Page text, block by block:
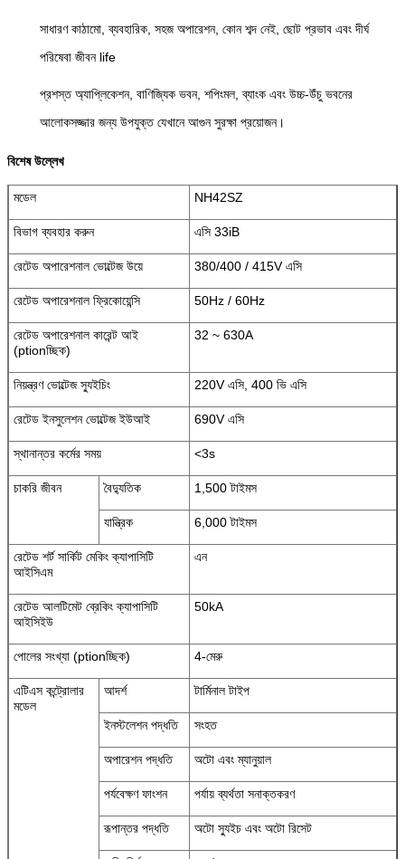
সাধারণ কাঠামো, ব্যবহারিক, সহজ অপারেশন, কোন শব্দ নেই, ছোট প্রভাব এবং দীর্ঘ
পরিষেবা জীবন life
প্রশস্ত অ্যাপ্লিকেশন, বাণিজ্যিক ভবন, শপিংমল, ব্যাংক এবং উচ্চ-উঁচু ভবনের
আলোকসজ্জার জন্য উপযুক্ত যেখানে আগুন সুরক্ষা প্রয়োজন।
বিশেষ উল্লেখ
মডেল NH42SZ
বিভাগ ব্যবহার করুন এসি 33iB
রেটেড অপারেশনাল ভোল্টেজ উয়ে 380/400 / 415V এসি
রেটেড অপারেশনাল ফ্রিকোয়েন্সি 50Hz / 60Hz
রেটেড অপারেশনাল কারেন্ট আই
(ptionচ্ছিক)
32 ~ 630A
নিয়ন্ত্রণ ভোল্টেজ স্যুইচিং 220V এসি, 400 ভি এসি
রেটেড ইনসুলেশন ভোল্টেজ ইউআই 690V এসি
স্থানান্তর কর্মের সময় <3s
চাকরি জীবন বৈদ্যুতিক 1,500 টাইমস
যান্ত্রিক 6,000 টাইমস
রেটেড শর্ট সার্কিট মেকিং ক্যাপাসিটি
আইসিএম
এন
রেটেড আলটিমেট ব্রেকিং ক্যাপাসিটি
আইসিইউ
50kA
পোলের সংখ্যা (ptionচ্ছিক) 4-মেরু
এটিএস কন্ট্রোলার
মডেল
আদর্শ টার্মিনাল টাইপ
ইনস্টলেশন পদ্ধতি সংহত
অপারেশন পদ্ধতি অটো এবং ম্যানুয়াল
পর্যবেক্ষণ ফাংশন পর্যায় ব্যর্থতা সনাক্তকরণ
রূপান্তর পদ্ধতি অটো স্যুইচ এবং অটো রিসেট